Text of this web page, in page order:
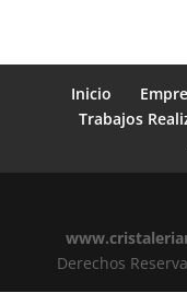
Inicio
Trabajos
Derechos